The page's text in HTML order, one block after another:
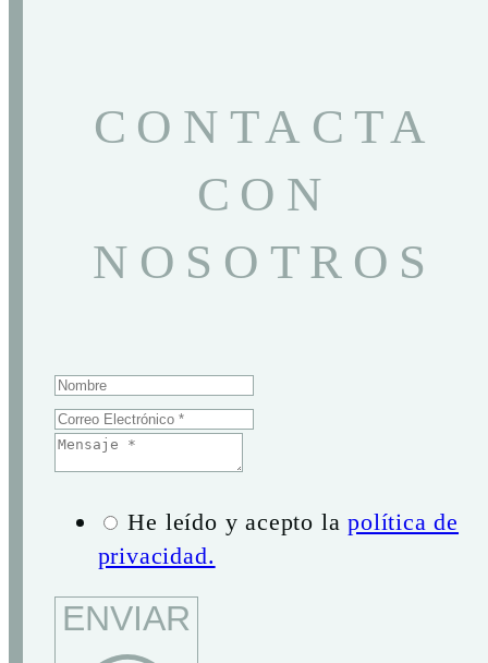
CONTACTA
CON
NOSOTROS
He leído y acepto lapolítica de
privacidad.
ENVIAR